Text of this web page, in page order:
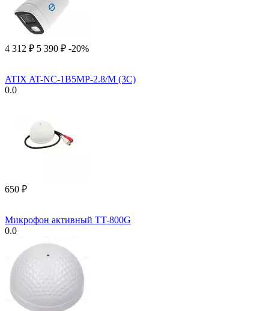
4 312 ₽ 5 390 ₽ -20%
ATIX AT-NC-1B5MP-2.8/M (3C)
0.0
‍650‍ ₽
Микрофон активный TT-800G
0.0